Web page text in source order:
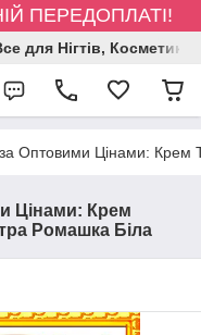
ПЕРЕДОПЛАТІ!
для Нігтів, Косметика
Оптовими Цінами: Крем
Цінами: Крем
Ромашка Біла